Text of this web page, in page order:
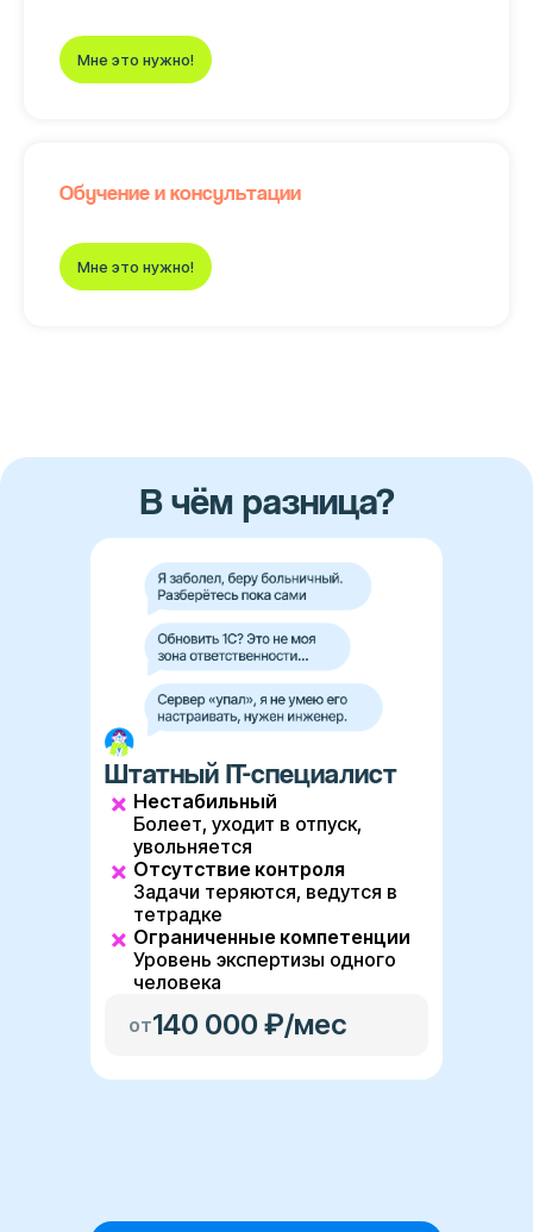
Мне это нужно!
Обучение и консультации
Мне это нужно!
Штатный IT-специалист
Нестабильный
Болеет, уходит в отпуск,
увольняется
Отсутствие контроля
Задачи теряются, ведутся в
тетрадке
Ограниченные компетенции
Уровень экспертизы одного
человека
от140 000 ₽/мес
В чём разница?